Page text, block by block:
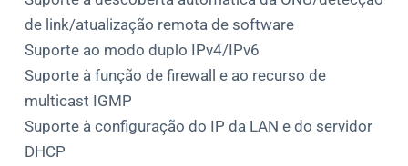
de link/atualização remota de software
Suporte ao modo duplo IPv4/IPv6
Suporte à função de firewall e ao recurso de
multicast IGMP
Suporte à configuração do IP da LAN e do servidor
DHCP